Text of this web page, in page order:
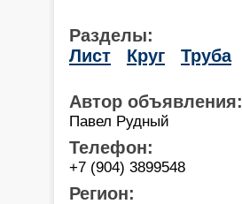
Разделы:
Лист
Круг Труба
Автор объявления:
Павел Рудный
Телефон:
+7 (904) 3899548
Регион: